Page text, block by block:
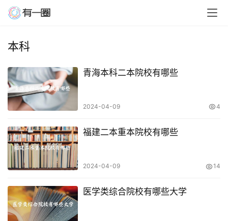
本科
青海本科二本院校有哪些
2024-04-09 4
福建二本重本院校有哪些
2024-04-09 14
医学类综合院校有哪些大学